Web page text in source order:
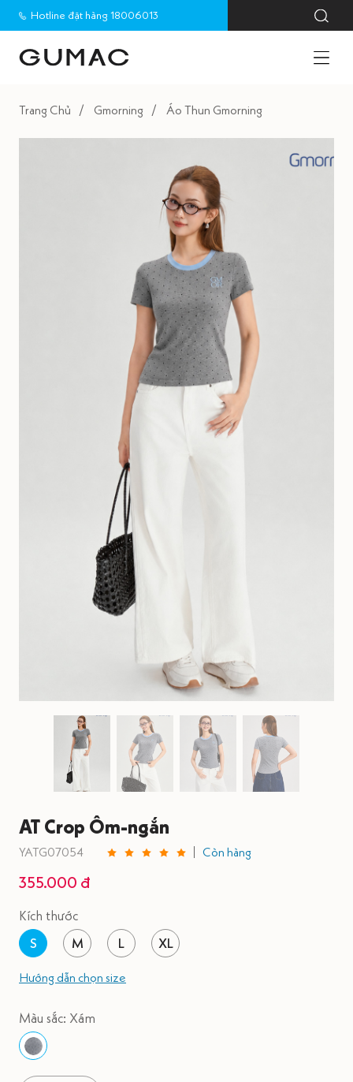
Hotline đặt hàng 18006013
Trang Chủ Gmorning Áo Thun Gmorning
AT Crop Ôm-ngắn
YATG07054 Còn hàng
355.000 đ
Kích thước
S
M L XL
Hướng dẫn chọn size
Màu sắc: Xám